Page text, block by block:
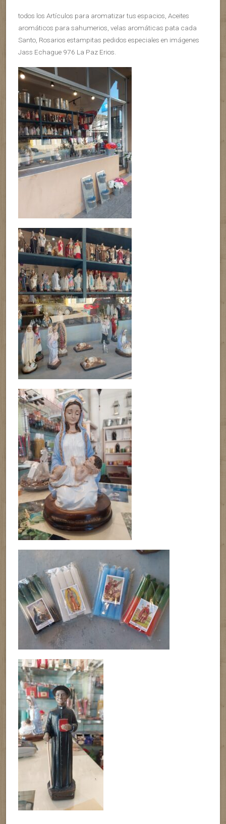
todos los Artículos para aromatizar tus espacios, Aceites
aromáticos para sahumerios, velas aromáticas pata cada
Santo, Rosarios estampitas pedidos especiales en imágenes
Jass Echague 976 La Paz Erios.